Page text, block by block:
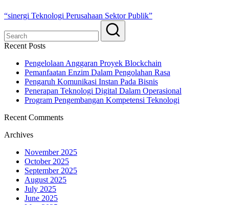
“sinergi Teknologi Perusahaan Sektor Publik”
Recent Posts
Pengelolaan Anggaran Proyek Blockchain
Pemanfaatan Enzim Dalam Pengolahan Rasa
Pengaruh Komunikasi Instan Pada Bisnis
Penerapan Teknologi Digital Dalam Operasional
Program Pengembangan Kompetensi Teknologi
Recent Comments
Archives
November 2025
October 2025
September 2025
August 2025
July 2025
June 2025